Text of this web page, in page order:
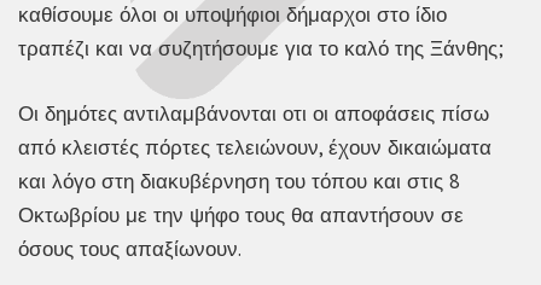
καθίσουμε όλοι οι υποψήφιοι δήμαρχοι στο ίδιο
τραπέζι και να συζητήσουμε για το καλό της Ξάνθης;
Οι δημότες αντιλαμβάνονται οτι οι αποφάσεις πίσω
από κλειστές πόρτες τελειώνουν, έχουν δικαιώματα
και λόγο στη διακυβέρνηση του τόπου και στις 8
Οκτωβρίου με την ψήφο τους θα απαντήσουν σε
όσους τους απαξίωνουν.